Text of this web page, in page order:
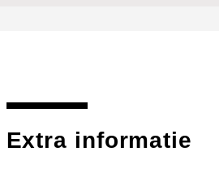
Extra informatie